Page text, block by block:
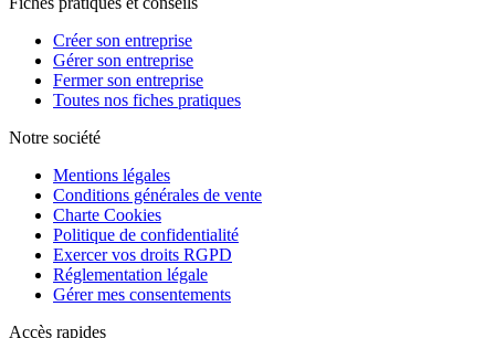
Créer son entreprise
Gérer son entreprise
Fermer son entreprise
Toutes nos fiches pratiques
Notre société
Mentions légales
Conditions générales de vente
Charte Cookies
Politique de confidentialité
Exercer vos droits RGPD
Réglementation légale
Gérer mes consentements
Accès rapides